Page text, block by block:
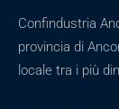
Confindustria
provincia di
locale tra i più